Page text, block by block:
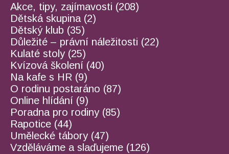
Akce, tipy, zajímavosti (208)
Dětská skupina(2)
Dětský klub (35)
Důležité – právní náležitosti (22)
Kulaté stoly(25)
Kvízová školení (40)
Na kafe s HR (9)
O rodinu postaráno (87)
Online hlídání (9)
Poradna pro rodiny(85)
Rapotice (44)
Umělecké tábory(47)
Vzděláváme a slaďujeme (126)